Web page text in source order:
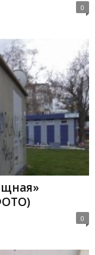
0
0